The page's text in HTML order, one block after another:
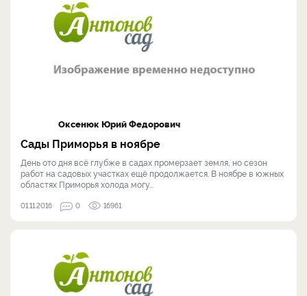
Оксенюк Юрий Федорович
Сады Приморья в ноябре
День ото дня всё глубже в садах промерзает земля, но сезон
работ на садовых участках ещё продолжается. В ноябре в южных
областях Приморья холода могу...
01.11.2016 0 16961